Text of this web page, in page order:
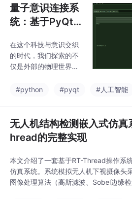
Plotly等）实现了动态可
视化的分析界面。核心
功能包括：量化展示"道
标、角色关系网络图、
量子纠缠热力图，以及
通过事件驱动机制（如
实时改变系统状态。项
量子意识连接系
统：基于PyQt6
平台
在这个科技与意识交织
的时代，我们探索的不
仅是外部的物理世界，
本文将详细介绍一个融
析的创新系统——量子
意识连接系统，它利用
PyQt6构建了一个沉浸
#python #pyqt #人工智能
无人机结构检测嵌入式仿
hread的完整实现
本文介绍了一套基于RT-Thread操作系
仿真系统。系统模拟无人机下视摄像头
图像处理算法（高斯滤波、Sobel边缘